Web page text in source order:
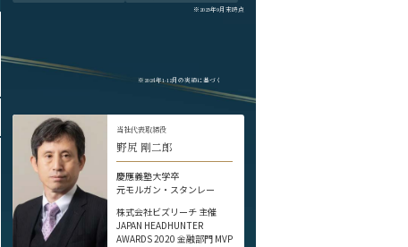
※2025年9月末時点
※2024年1-12月の実績に基づく
当社代表取締役
野尻 剛二郎
慶應義塾大学卒
元モルガン・スタンレー
株式会社ビズリーチ 主催
JAPAN HEADHUNTER
AWARDS 2020 金融部門 MVP